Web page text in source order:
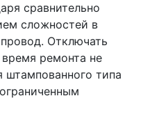
сравнительно
сложностей в
Отключать
ремонта не
штампованного типа